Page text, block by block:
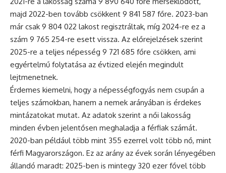
majd 2022-ben tovább csökkent 9 841 587 főre. 2023-ban
már csak 9 804 022 lakost regisztráltak, míg 2024-re ez a
szám 9 765 254-re esett vissza. Az előrejelzések szerint
2025-re a teljes népesség 9 721 685 főre csökken, ami
egyértelmű folytatása az évtized elején megindult
lejtmenetnek.
Érdemes kiemelni, hogy a népességfogyás nem csupán a
teljes számokban, hanem a nemek arányában is érdekes
mintázatokat mutat. Az adatok szerint a női lakosság
minden évben jelentősen meghaladja a férfiak számát.
2020-ban például több mint 355 ezerrel volt több nő, mint
férfi Magyarországon. Ez az arány az évek során lényegében
állandó maradt: 2025-ben is mintegy 320 ezer fővel több